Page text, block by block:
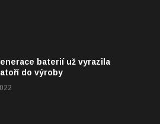
baterií už vyrazila
do výroby